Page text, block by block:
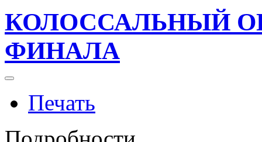
КОЛОССАЛЬНЫЙ
ФИНАЛА
Печать